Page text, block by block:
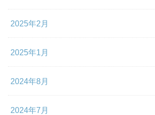
2025年2月
2025年1月
2024年8月
2024年7月